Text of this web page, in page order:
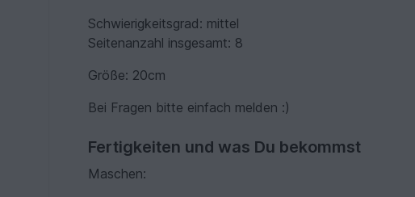
Schwierigkeitsgrad: mittel
Seitenanzahl insgesamt: 8
Größe: 20cm
Bei Fragen bitte einfach melden :)
Fertigkeiten und was Du bekommst
Maschen: